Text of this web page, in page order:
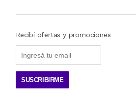
Recibí ofertas y promociones
SUSCRIBIRME